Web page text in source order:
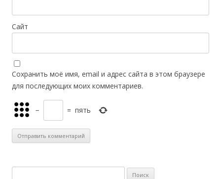
Сайт
Сохранить моё имя, email и адрес сайта в этом браузере
для последующих моих комментариев.
− = пять